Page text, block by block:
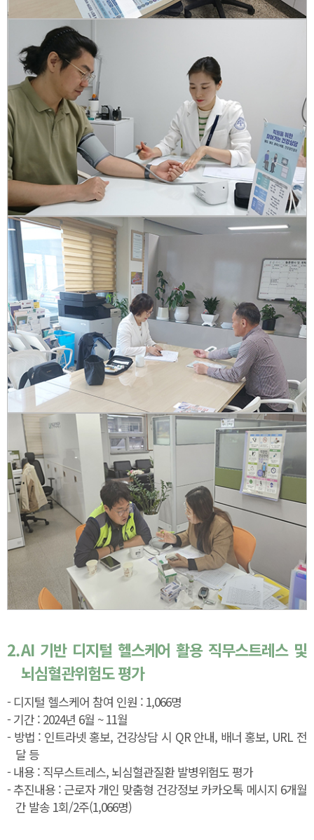
2.AI 기반 디지털 헬스케어 활용 직무스트레스 및
뇌심혈관위험도 평가
- 디지털 헬스케어 참여 인원 : 1,066명
- 기간 : 2024년 6월 ~ 11월
- 방법 : 인트라넷 홍보, 건강상담 시 QR 안내, 배너 홍보, URL 전
달 등
- 내용 : 직무스트레스, 뇌심혈관질환 발병위험도 평가
- 추진내용 : 근로자 개인 맞춤형 건강정보 카카오톡 메시지 6개월
간 발송 1회/2주(1,066명)